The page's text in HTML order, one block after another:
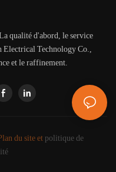
qualité d'abord, le service
Electrical Technology Co.,
et le raffinement.
du site et politique de